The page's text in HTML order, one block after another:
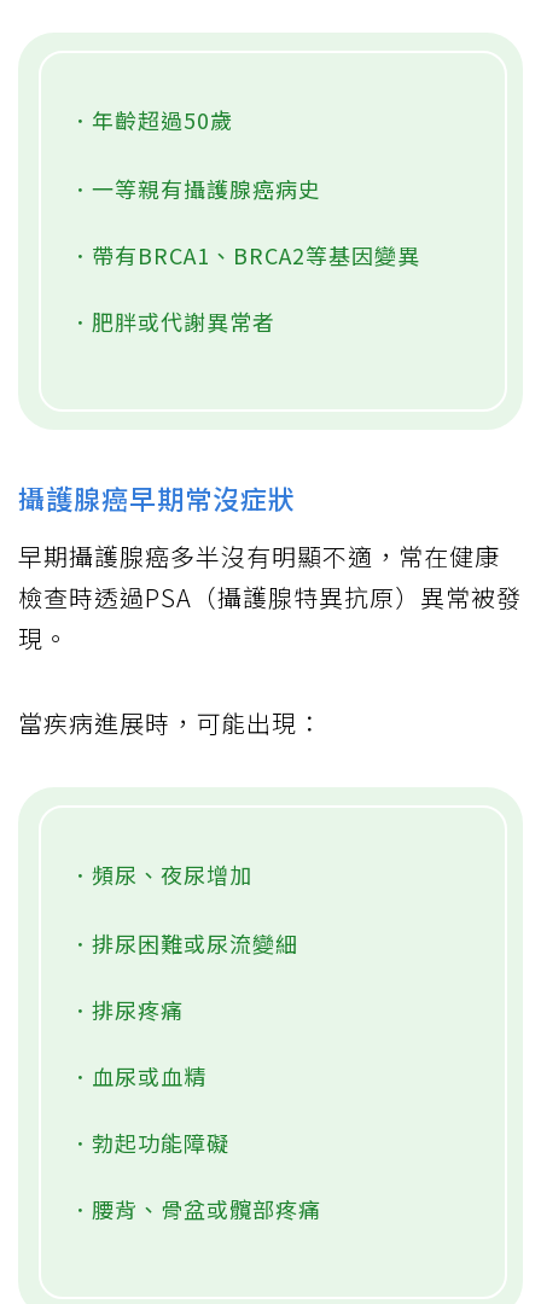
．年齡超過50歲
．一等親有攝護腺癌病史
．帶有BRCA1、BRCA2等基因變異
．肥胖或代謝異常者
攝護腺癌早期常沒症狀
早期攝護腺癌多半沒有明顯不適，常在健康
檢查時透過PSA（攝護腺特異抗原）異常被發
現。
當疾病進展時，可能出現：
．頻尿、夜尿增加
．排尿困難或尿流變細
．排尿疼痛
．血尿或血精
．勃起功能障礙
．腰背、骨盆或髖部疼痛